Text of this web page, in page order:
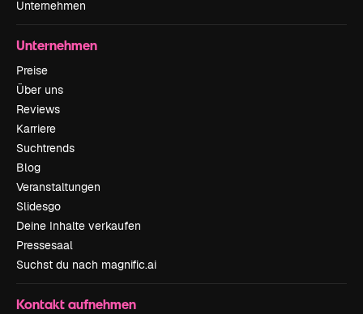
Unternehmen
Unternehmen
Preise
Über uns
Reviews
Karriere
Suchtrends
Blog
Veranstaltungen
Slidesgo
Deine Inhalte verkaufen
Pressesaal
Suchst du nach magnific.ai
Kontakt aufnehmen